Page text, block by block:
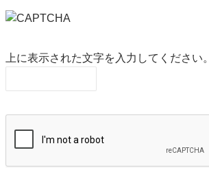
上に表示された文字を入力してください。